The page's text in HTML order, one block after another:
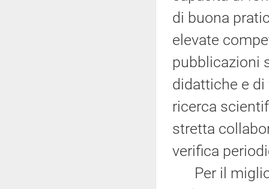
di buona
elevate
pubblicazioni
didattiche e
ricerca
stretta
verifica
Per il